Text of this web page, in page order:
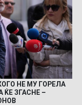
НЕ МУ ГОРЕЛА
ЌЕ ЗГАСНЕ –